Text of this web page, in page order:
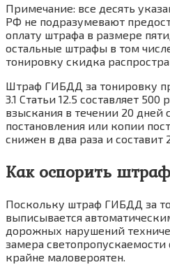
Примечание: все десять
РФ не подразумевают
оплату штрафа в размере
остальные штрафы в том
тонировку скидка
Штраф ГИБДД за тонировку
3.1 Статьи 12.5 составляет
взыскания в течении 20 дней
постановления или копии
снижен в два раза и составит
Как оспорить
Поскольку штраф ГИБДД за
выписывается
дорожных нарушений
замера светопропускаемости
крайне маловероятен.